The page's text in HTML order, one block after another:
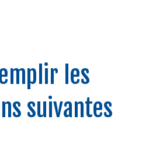
les
suivantes